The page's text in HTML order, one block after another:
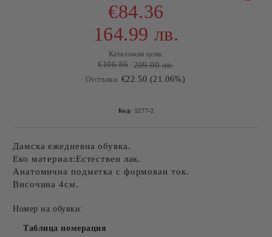
€84.36
164.99 лв.
Каталожна цена:
€106.86 209.00 лв.
Отстъпка: €22.50 (21.06%)
Код: 5277-2
Дамска ежедневна обувка.
Еко материал:Естествен лак.
Анатомична подметка с формован ток.
Височина 4см.
Номер на обувки:
Таблица номерация